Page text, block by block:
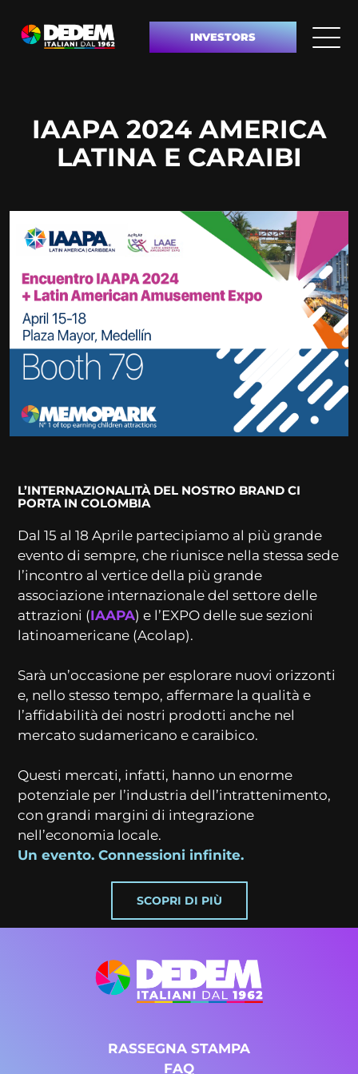
INVESTORS
IAAPA 2024 AMERICA
LATINA E CARAIBI
L’INTERNAZIONALITÀ DEL NOSTRO BRAND CI
PORTA IN COLOMBIA
Dal 15 al 18 Aprile partecipiamo al più grande
evento di sempre, che riunisce nella stessa sede
l’incontro al vertice della più grande
associazione internazionale del settore delle
attrazioni (IAAPA) e l’EXPO delle sue sezioni
latinoamericane (Acolap).
Sarà un’occasione per esplorare nuovi orizzonti
e, nello stesso tempo, affermare la qualità e
l’affidabilità dei nostri prodotti anche nel
mercato sudamericano e caraibico.
Questi mercati, infatti, hanno un enorme
potenziale per l’industria dell’intrattenimento,
con grandi margini di integrazione
nell’economia locale.
Un evento. Connessioni infinite.
SCOPRI DI PIÙ
RASSEGNA STAMPA
FAQ